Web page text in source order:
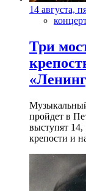
14 августа,
Три
пройдет в
выступят 14,
крепости и